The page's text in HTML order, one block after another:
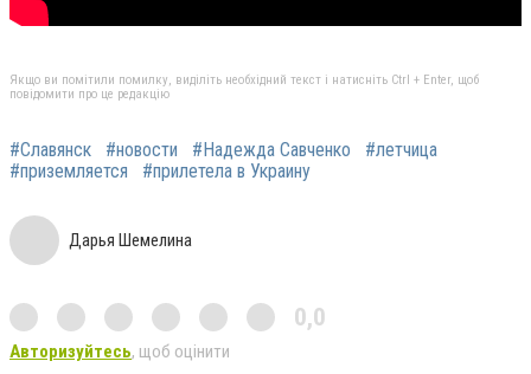
Якщо ви помітили помилку, виділіть необхідний текст і натисніть Ctrl + Enter, щоб
повідомити про це редакцію
#Славянск #новости #Надежда Савченко
#летчица
#приземляется
#прилетела в Украину
Дарья Шемелина
0,0
Авторизуйтесь, щоб оцінити